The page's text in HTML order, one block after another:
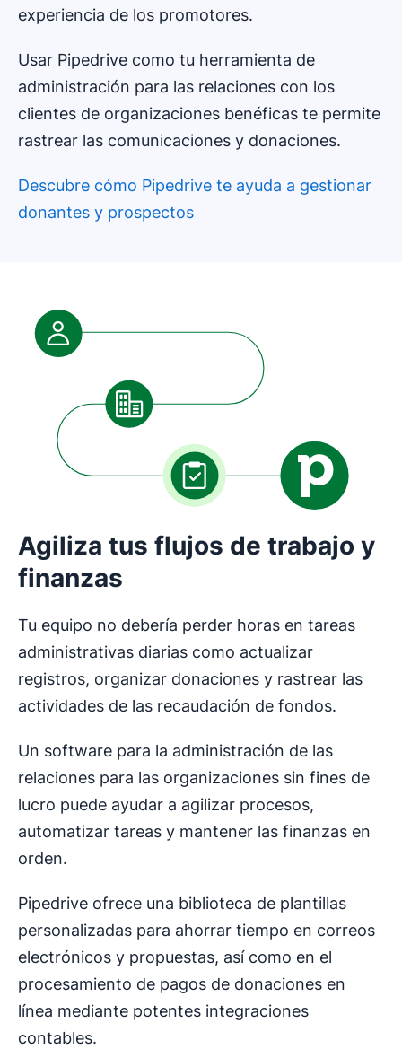
experiencia de los promotores.
Usar Pipedrive como tu herramienta de
administración para las relaciones con los
clientes de organizaciones benéficas te permite
rastrear las comunicaciones y donaciones.
Descubre cómo Pipedrive te ayuda a gestionar
donantes y prospectos
Agiliza tus flujos de trabajo y
finanzas
Tu equipo no debería perder horas en tareas
administrativas diarias como actualizar
registros, organizar donaciones y rastrear las
actividades de las recaudación de fondos.
Un software para la administración de las
relaciones para las organizaciones sin fines de
lucro puede ayudar a agilizar procesos,
automatizar tareas y mantener las finanzas en
orden.
Pipedrive ofrece una biblioteca de plantillas
personalizadas para ahorrar tiempo en correos
electrónicos y propuestas, así como en el
procesamiento de pagos de donaciones en
línea mediante potentes integraciones
contables.